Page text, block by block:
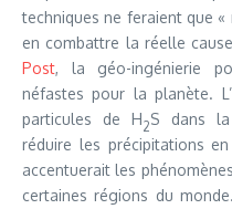
techniques ne feraient que
en combattre la réelle
Post, la géo-ingénierie
néfastes pour la planète.
particules de H2S dans
réduire les précipitations
accentuerait les
certaines régions du